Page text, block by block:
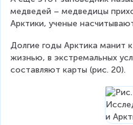
медведей – медведицы
Арктики, ученые
Долгие годы Арктика манит
жизнью, в экстремальных
составляют карты (рис. 20).